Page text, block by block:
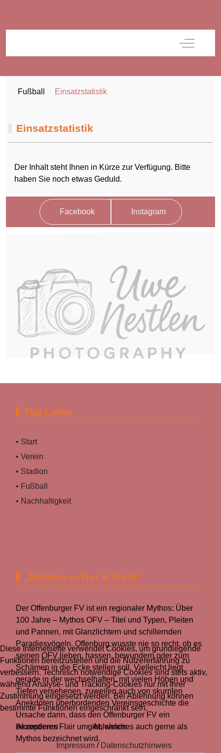
Off-
Fußball Einsatzstatistik
Einsatzstatistik
Der Inhalt steht Ihnen in Kürze zur Verfügung. Bitte
haben Sie noch etwas Geduld.
Facebook Instagram
Top Links
• Start
• Verein
• Stadion
• Fußball
• Nachhaltigkeit
„Mythos in Rot & Weiß“
Der Offenburger FV ist ein regionaler Mythos: Über
100 Jahre – Mythos OFV – Titel und Typen, Pleiten
und Pannen, mit Glanzlichtern und schillernden
Paradiesvögeln. Offenburg wusste nie so recht, ob es
seinen OFV lieben, hassen, bewundern oder zum
Schämen in die Ecke stellen soll. Vielleicht liegt
gerade in der wechselhaften, mit vielen Höhen und
Tiefen versehenen, zuweilen auch von skurrilen
Anekdoten überbordenden Vereinsgeschichte die
Ursache darin, dass den Offenburger FV ein
besonderes Flair umgibt, welches auch gerne als
Mythos bezeichnet wird.
Diese Internetseite verwendet Cookies, um grundlegende
Funktionen bereitzustellen und die Nutzererfahrung zu
verbessern. Technisch notwendige Cookies sind stets aktiv,
während Analyse- und Tracking-Cookies nur mit Ihrer
Zustimmung eingesetzt werden. Bei Ablehnung können
bestimmte Funktionen eingeschränkt sein.
Akzeptieren Ablehnen
Impressum/ Datenschutzhinweis